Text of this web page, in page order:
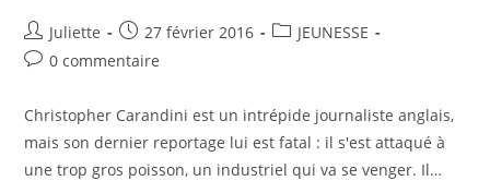
Juliette 27 février 2016
JEUNESSE
0 commentaire
Christopher Carandini est un intrépide journaliste anglais,
mais son dernier reportage lui est fatal : il s'est attaqué à
une trop gros poisson, un industriel qui va se venger. Il…